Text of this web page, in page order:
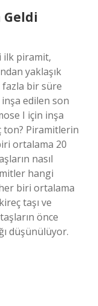
Geldi
ilk piramit,
yaklaşık
fazla bir süre
inşa edilen son
I için inşa
ton? Piramitlerin
ortalama 20
nasıl
hangi
biri ortalama
taşı ve
önce
düşünülüyor.